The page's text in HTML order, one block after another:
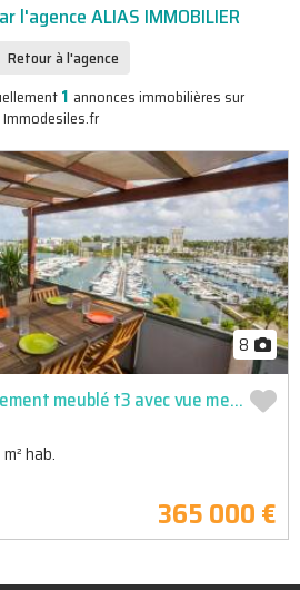
l'agence ALIAS IMMOBILIER
Retour à l'agence
1 annonces immobilières sur
Immodesiles.fr
8
À vendre grand appartement meublé t3 avec vue mer box et citerne a gosier
hab.
365 000 €